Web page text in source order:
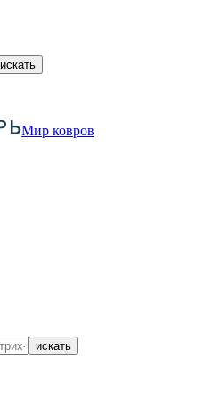
искать
Мир ковров
искать